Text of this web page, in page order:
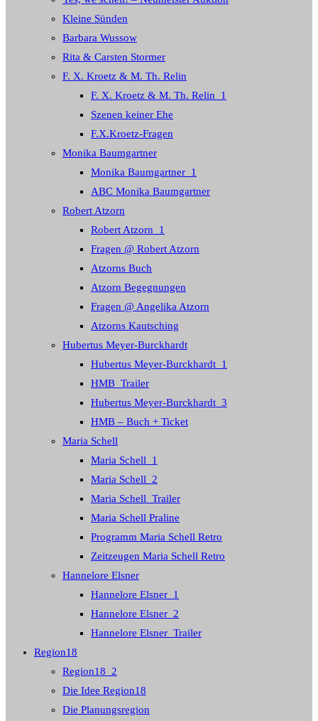
Kleine Sünden
Barbara Wussow
Rita & Carsten Stormer
F. X. Kroetz & M. Th. Relin
F. X. Kroetz & M. Th. Relin_1
Szenen keiner Ehe
F.X.Kroetz-Fragen
Monika Baumgartner
Monika Baumgartner_1
ABC Monika Baumgartner
Robert Atzorn
Robert Atzorn_1
Fragen @ Robert Atzorn
Atzorns Buch
Atzorn Begegnungen
Fragen @ Angelika Atzorn
Atzorns Kautsching
Hubertus Meyer-Burckhardt
Hubertus Meyer-Burckhardt_1
HMB_Trailer
Hubertus Meyer-Burckhardt_3
HMB – Buch + Ticket
Maria Schell
Maria Schell_1
Maria Schell_2
Maria Schell_Trailer
Maria Schell Praline
Programm Maria Schell Retro
Zeitzeugen Maria Schell Retro
Hannelore Elsner
Hannelore Elsner_1
Hannelore Elsner_2
Hannelore Elsner_Trailer
Region18
Region18_2
Die Idee Region18
Die Planungsregion